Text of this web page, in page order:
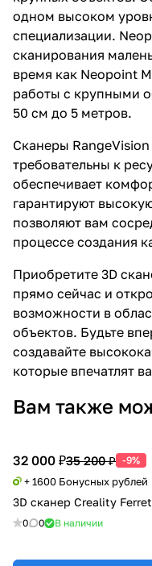
одном высоком
специализации.
сканирования
время как Neopoint
работы с крупными
50 см до 5 метров.
Сканеры
требовательны к
обеспечивает
гарантируют
позволяют вам
процессе создания
Приобретите 3D
прямо сейчас и
возможности в
объектов. Будьте
создавайте
которые впечатлят
Вам также
32 000 ₽35 200 ₽ -9%
+ 1600 Бонусных рублей
3D сканер Creality
0 0 В наличии